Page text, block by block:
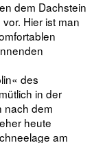
dem Dachstein
Hier ist man
des
in der
nach dem
heute
am